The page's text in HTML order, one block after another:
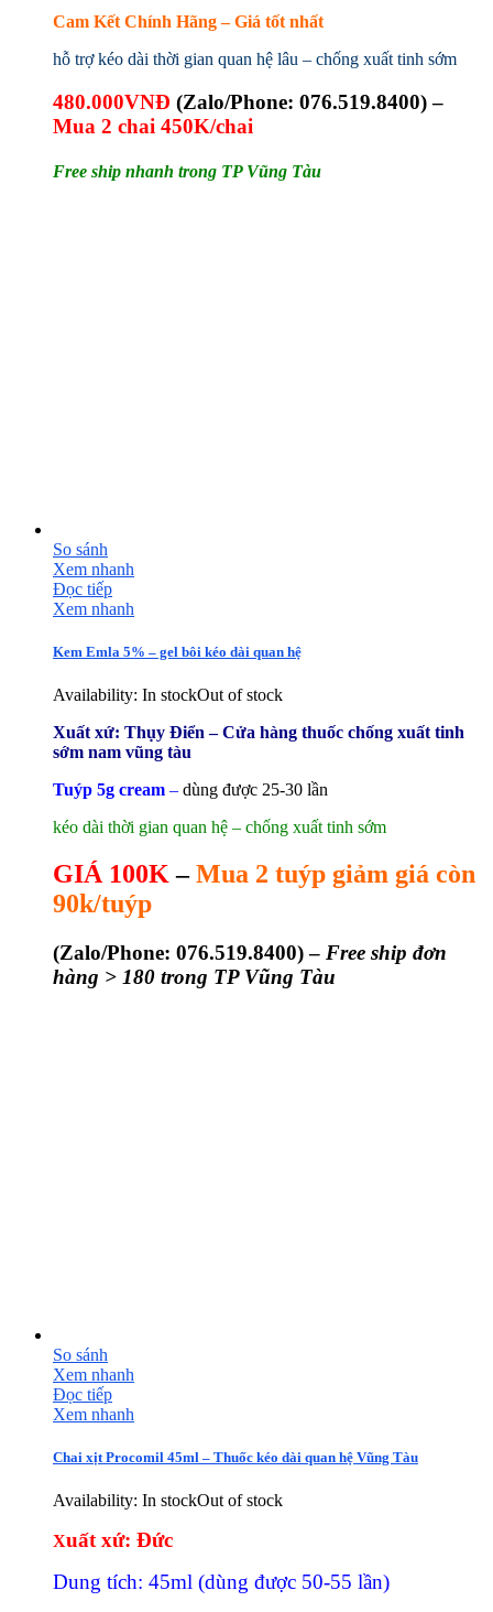
Cam Kết Chính Hãng – Giá tốt nhất
hỗ trợ kéo dài thời gian quan hệ lâu – chống xuất tinh sớm
480.000VNĐ (Zalo/Phone: 076.519.8400) –
Mua 2 chai 450K/chai
Free ship nhanh trong TP Vũng Tàu
So sánh
Xem nhanh
Đọc tiếp
Xem nhanh
Kem Emla 5% – gel bôi kéo dài quan hệ
Availability: In stockOut of stock
Xuất xứ: Thụy Điển – Cửa hàng thuốc chống xuất tinh
sớm nam vũng tàu
Tuýp 5g cream – dùng được 25-30 lần
kéo dài thời gian quan hệ – chống xuất tinh sớm
GIÁ 100K–Mua 2 tuýp giảm giá còn
90k/tuýp
(Zalo/Phone: 076.519.8400) – Free ship đơn
hàng > 180 trong TP Vũng Tàu
So sánh
Xem nhanh
Đọc tiếp
Xem nhanh
Chai xịt Procomil 45ml – Thuốc kéo dài quan hệ Vũng Tàu
Availability: In stockOut of stock
Xuất xứ: Đức
Dung tích: 45ml (dùng được 50-55 lần)